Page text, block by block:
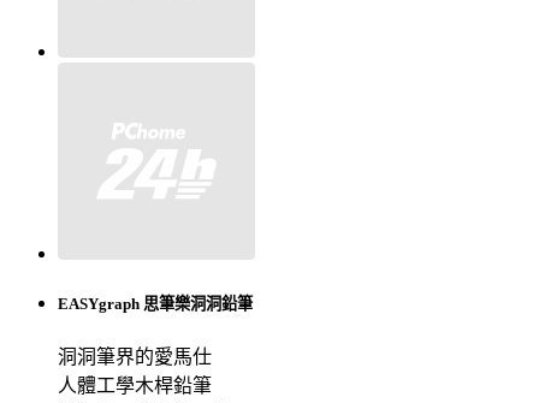
EASYgraph 思筆樂洞洞鉛筆
洞洞筆界的愛馬仕
人體工學木桿鉛筆